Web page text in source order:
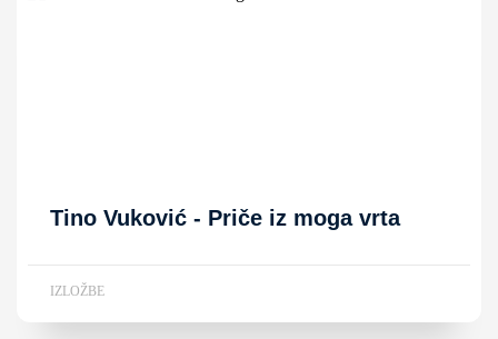
Tino Vuković - Priče iz moga vrta
IZLOŽBE